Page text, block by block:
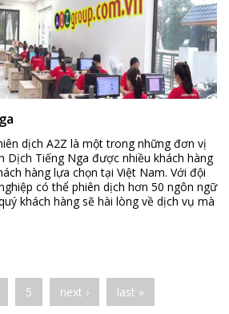
dịch A2Z là một trong những đơn vị
Dịch Tiếng Nga được nhiều khách hàng
hàng lựa chọn tại Việt Nam. Với đội
có thể phiên dịch hơn 50 ngôn ngữ
khách hàng sẽ hài lòng về dịch vụ mà
5 next › last »